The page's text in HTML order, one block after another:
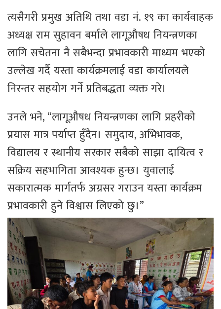
त्यसैगरी प्रमुख अतिथि तथा वडा नं. १९ का कार्यवाहक
अध्यक्ष राम सुहावन बर्माले लागूऔषध नियन्त्रणका
लागि सचेतना नै सबैभन्दा प्रभावकारी माध्यम भएको
उल्लेख गर्दै यस्ता कार्यक्रमलाई वडा कार्यालयले
निरन्तर सहयोग गर्ने प्रतिबद्धता व्यक्त गरे।
उनले भने, “लागूऔषध नियन्त्रणका लागि प्रहरीको
प्रयास मात्र पर्याप्त हुँदैन। समुदाय, अभिभावक,
विद्यालय र स्थानीय सरकार सबैको साझा दायित्व र
सक्रिय सहभागिता आवश्यक हुन्छ। युवालाई
सकारात्मक मार्गतर्फ अग्रसर गराउन यस्ता कार्यक्रम
प्रभावकारी हुने विश्वास लिएको छु।”